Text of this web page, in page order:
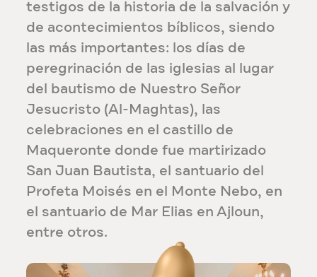
testigos de la historia de la salvación y
de acontecimientos bíblicos, siendo
las más importantes: los días de
peregrinación de las iglesias al lugar
del bautismo de Nuestro Señor
Jesucristo (Al-Maghtas), las
celebraciones en el castillo de
Maqueronte donde fue martirizado
San Juan Bautista, el santuario del
Profeta Moisés en el Monte Nebo, en
el santuario de Mar Elias en Ajloun,
entre otros.